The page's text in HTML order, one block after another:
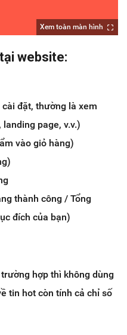
Xem toàn màn hình
website:
đặt, thường là xem
page, v.v.)
vào giỏ hàng)
thành công / Tổng
đích của bạn)
hợp thì không dùng
tin hot còn tính cả chỉ số